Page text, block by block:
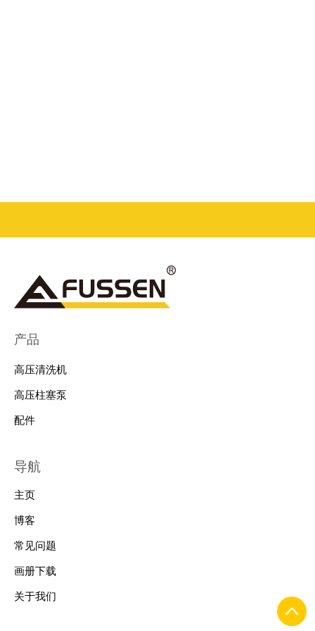
产品
高压清洗机
高压柱塞泵
配件
导航
主页
博客
常见问题
画册下载
关于我们